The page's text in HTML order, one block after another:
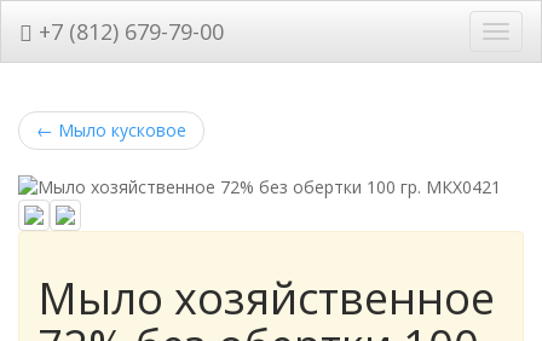
+7 (812) 679-79-00
← Мыло кусковое
Мыло хозяйственное